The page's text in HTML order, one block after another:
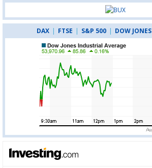
DAX | FTSE | S&P 500 | DOW JONES